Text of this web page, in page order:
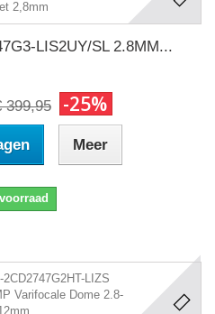
LIS2UY/SL 2.8MM...
399,95 -25%
Meer